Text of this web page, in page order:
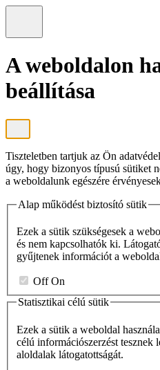
A weboldalon
beállítása
Tiszteletben tartjuk az Ön
úgy, hogy bizonyos típusú sütiket
a weboldalunk egészére
Alap működést biztosító sütik
Ezek a sütik szükségesek a
és nem kapcsolhatók ki.
gyűjtenek információt a
Off On
Statisztikai célú sütik
Ezek a sütik a weboldal
célú információszerzést
aloldalak látogatottságát.